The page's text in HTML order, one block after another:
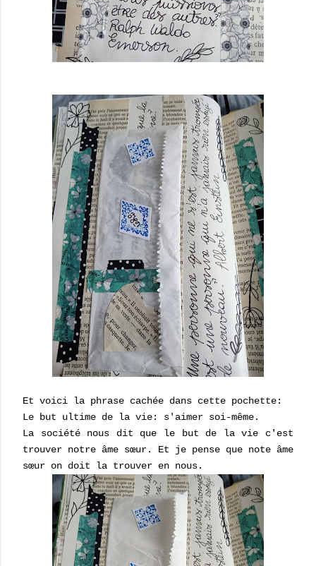
Et voici la phrase cachée dans cette pochette:
Le but ultime de la vie: s'aimer soi-même.
La société nous dit que le but de la vie c'est
trouver notre âme sœur. Et je pense que note âme
sœur on doit la trouver en nous.